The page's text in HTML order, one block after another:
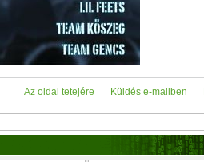
Küldés e-mailben
Az oldal tetejére